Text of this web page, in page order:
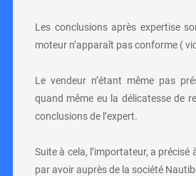
Les conclusions après expertise
moteur n’apparaît pas conforme (
Le vendeur n’étant même pas
quand même eu la délicatesse de
conclusions de l’expert.
Suite à cela, l’importateur, a précisé
par avoir auprès de la société